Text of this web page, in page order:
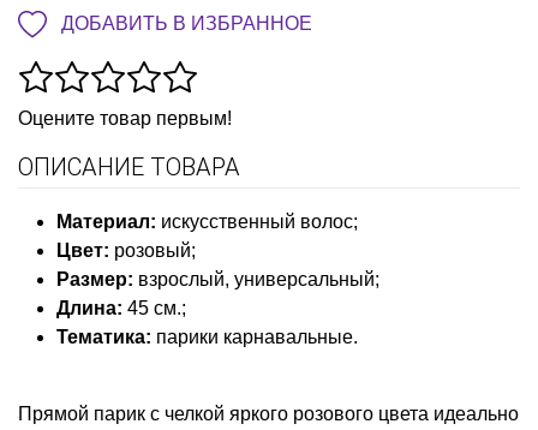
ДОБАВИТЬ В ИЗБРАННОЕ
Оцените товар первым!
ОПИСАНИЕ ТОВАРА
Материал: искусственный волос;
Цвет: розовый;
Размер: взрослый, универсальный;
Длина: 45 см.;
Тематика: парики карнавальные.
Прямой парик с челкой яркого розового цвета идеально